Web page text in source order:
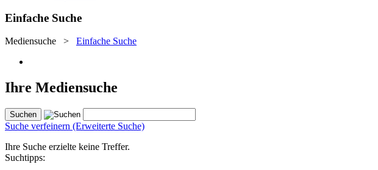
Einfache Suche
Mediensuche > Einfache Suche
Ihre Mediensuche
Suche verfeinern (Erweiterte Suche)
Ihre Suche erzielte keine Treffer.
Suchtipps: